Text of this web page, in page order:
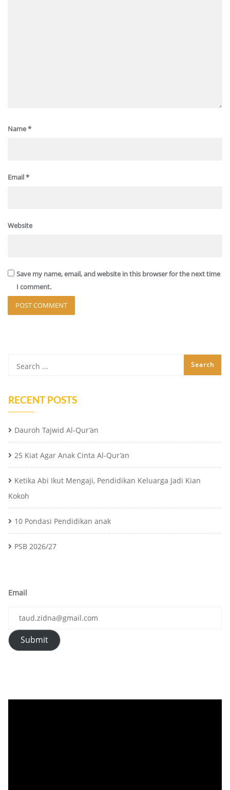
Name*
Email*
Website
Save my name, email, and website in this browser for the next time
I comment.
RECENT POSTS
Dauroh Tajwid Al-Qur’an
25 Kiat Agar Anak Cinta Al-Qur’an
Ketika Abi Ikut Mengaji, Pendidikan Keluarga Jadi Kian
Kokoh
10 Pondasi Pendidikan anak
PSB 2026/27
Email
Submit